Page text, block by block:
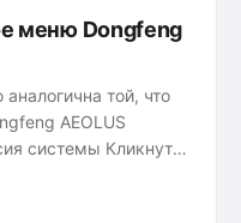
той, что
AEOLUS
системы Кликнуть